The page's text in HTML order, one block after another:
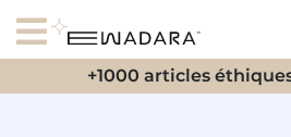
+1000 articles